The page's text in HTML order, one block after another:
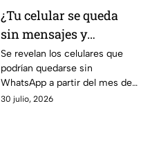
¿Tu celular se queda
sin mensajes y
llamadas? Por esta
razón podrías perder
WhatsApp en agosto;
lista de dispositivos
Se revelan los celulares que
podrían quedarse sin
WhatsApp a partir del mes de
agosto 2026 debido a ciertos
30 julio, 2026